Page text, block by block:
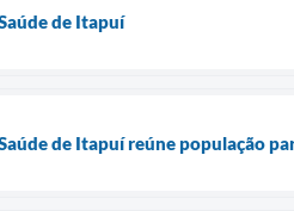
de Itapuí
de Itapuí reúne população